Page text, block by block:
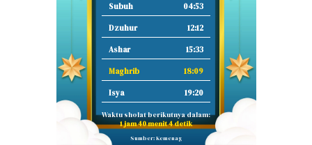
Subuh 04:53
Dzuhur 12:12
Ashar 15:33
Maghrib 18:09
Isya 19:20
Waktu sholat berikutnya dalam:
1 jam 40 menit 3 detik
Sumber: Kemenag